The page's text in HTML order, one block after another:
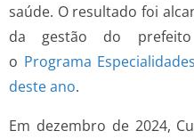
saúde. O resultado foi
da gestão do
o Programa
deste ano.
Em dezembro de 2024,